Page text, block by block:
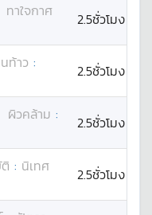
ทาใจกาศ
2.5ชั่วโมง
ท้าว :
2.5ชั่วโมง
ผิวคล้าม :
2.5ชั่วโมง
: นิเทศ
2.5ชั่วโมง